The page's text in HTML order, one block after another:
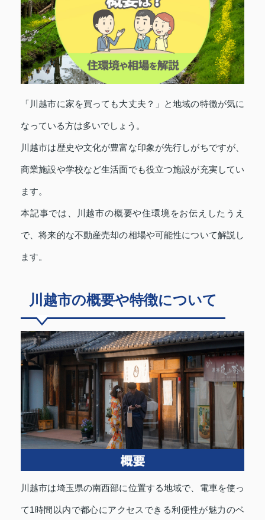
「川越市に家を買っても大丈夫？」と地域の特徴が気に
なっている方は多いでしょう。
川越市は歴史や文化が豊富な印象が先行しがちですが、
商業施設や学校など生活面でも役立つ施設が充実してい
ます。
本記事では、川越市の概要や住環境をお伝えしたうえ
で、将来的な不動産売却の相場や可能性について解説し
ます。
川越市の概要や特徴について
川越市は埼玉県の南西部に位置する地域で、電車を使っ
て1時間以内で都心にアクセスできる利便性が魅力のベ